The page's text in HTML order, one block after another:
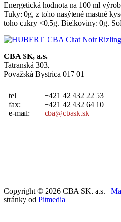
Energetická hodnota na 100 ml
Tuky: 0g, z toho nasýtené mastné
toho cukry <0,5g. Bielkoviny: 0g.
CBA SK, a.s.
Tatranská 303,
Považská Bystrica 017 01
tel
fax:
e-mail:
+421 42 432 22 53
+421 42 432 64 10
cba@cbask.sk
Copyright © 2026 CBA SK, a.s. |
stránky od Pitmedia